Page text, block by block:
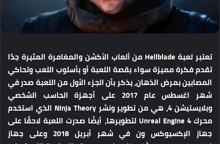
تعتبر لعبة Hellblade من ألعاب الأكشن والمغامرة المثيرة جدًا
تقدم فكرة مميزة سواء بقصة اللعبة أو بأسلوب اللعب وتحاكي
المصابين بمرض الذهان، يذكر بأن الجزء الأول من اللعبة صدر في
شهر اغسطس عام 2017 على أجهزة الحاسب الشخصي
وبلايستيشن 4، هي من تطوير ونشر Ninja Theory الذي استخدم
محرك Unreal Engine 4 لتطويرها، أيضًا صدرت اللعبة لاحقًا على
جهاز الإكسبوكس ون في شهر أبريل 2018 وعلى جهاز